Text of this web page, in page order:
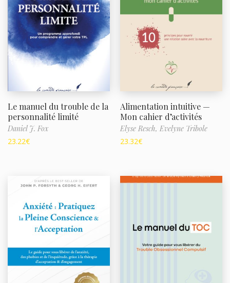
Le manuel du trouble de la
personnalité limité
Daniel J. Fox
23.22€
Alimentation intuitive —
Mon cahier d’activités
Elyse Resch, Evelyne Tribole
23.32€